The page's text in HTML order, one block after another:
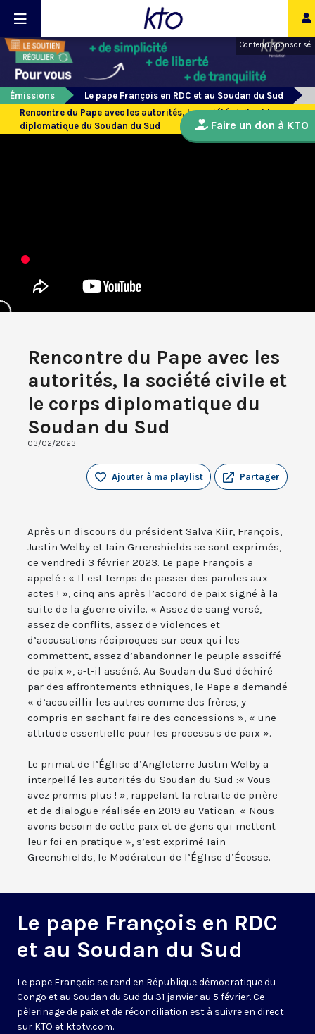
Contenu sponsorisé
Émissions
Le pape François en RDC et au Soudan du Sud
Rencontre du Pape avec les autorités, la société civile et le corps
diplomatique du Soudan du Sud
Rencontre du Pape avec les
autorités, la société civile et
le corps diplomatique du
Soudan du Sud
03/02/2023
Partager
Ajouter à ma playlist
Après un discours du président Salva Kiir, François,
Justin Welby et Iain Grrenshields se sont exprimés,
ce vendredi 3 février 2023. Le pape François a
appelé : « Il est temps de passer des paroles aux
actes ! », cinq ans après l’accord de paix signé à la
suite de la guerre civile. « Assez de sang versé,
assez de conflits, assez de violences et
d’accusations réciproques sur ceux qui les
commettent, assez d’abandonner le peuple assoiffé
de paix », a-t-il asséné. Au Soudan du Sud déchiré
par des affrontements ethniques, le Pape a demandé
« d’accueillir les autres comme des frères, y
compris en sachant faire des concessions », « une
attitude essentielle pour les processus de paix ».
Le primat de l’Église d’Angleterre Justin Welby a
interpellé les autorités du Soudan du Sud :« Vous
avez promis plus ! », rappelant la retraite de prière
et de dialogue réalisée en 2019 au Vatican. « Nous
avons besoin de cette paix et de gens qui mettent
leur foi en pratique », s’est exprimé Iain
Greenshields, le Modérateur de l’Église d’Écosse.
Le pape François en RDC
et au Soudan du Sud
Le pape François se rend en République démocratique du
Congo et au Soudan du Sud du 31 janvier au 5 février. Ce
pèlerinage de paix et de réconciliation est à suivre en direct
sur KTO et ktotv.com.
Faire un don à KTO